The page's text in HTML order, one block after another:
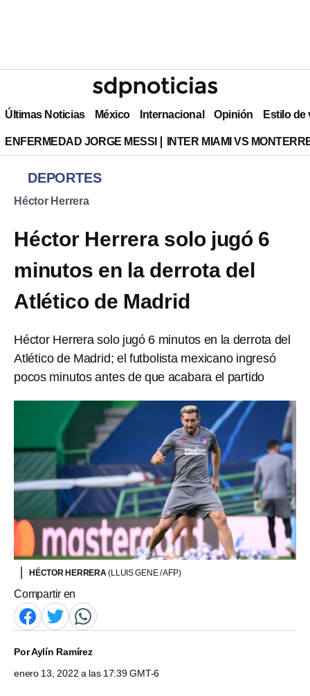
Últimas Noticias México Internacional Opinión Estilo de
ENFERMEDAD JORGE MESSI INTER MIAMI VS
DEPORTES
Héctor Herrera
Héctor Herrera solo jugó 6
minutos en la derrota del
Atlético de Madrid
Héctor Herrera solo jugó 6 minutos en la derrota del
Atlético de Madrid; el futbolista mexicano ingresó
pocos minutos antes de que acabara el partido
HÉCTOR HERRERA(LLUIS GENE / AFP)
Compartir en
PorAylín Ramírez
enero 13, 2022 a las 17:39 GMT-6